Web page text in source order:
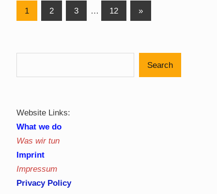
Posts
1 2 3 … 12
Next
»
Search
Website Links:
What we do
Was wir tun
Imprint
Impressum
Privacy Policy